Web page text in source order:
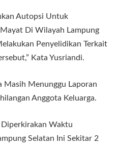
Autopsi Untuk
Di Wilayah Lampung
Penyelidikan Terkait
Kata Yusriandi.
Masih Menunggu Laporan
Anggota Keluarga.
Diperkirakan Waktu
Selatan Ini Sekitar 2